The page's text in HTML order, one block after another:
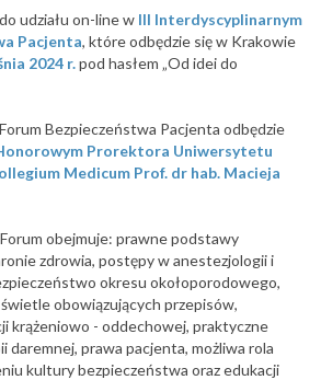
udziału on-line w III Interdyscyplinarnym
Pacjenta, które odbędzie się w Krakowie
2024 r.pod hasłem „Od idei do
Bezpieczeństwa Pacjenta odbędzie
Prorektora Uniwersytetu
Medicum Prof. dr hab. Macieja
obejmuje: prawne podstawy
zdrowia, postępy w anestezjologii i
okresu okołoporodowego,
obowiązujących przepisów,
krążeniowo - oddechowej, praktyczne
daremnej, prawa pacjenta, możliwa rola
kultury bezpieczeństwa oraz edukacji